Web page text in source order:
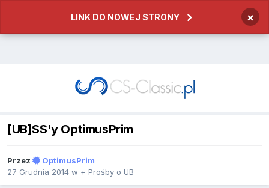
LINK DO NOWEJ STRONY ×
[UB]SS'y OptimusPrim
Przez
OptimusPrim
27 Grudnia 2014 w + Prośby o UB